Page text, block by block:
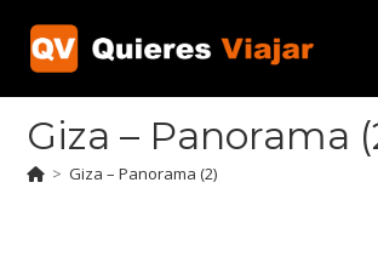
contenido
Giza – Panorama
> Giza – Panorama (2)